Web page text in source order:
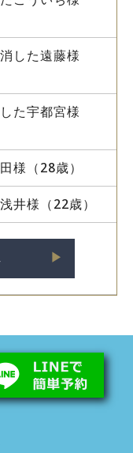
した遠藤様
た宇都宮様
様（28歳）
井様（22歳）
▶︎